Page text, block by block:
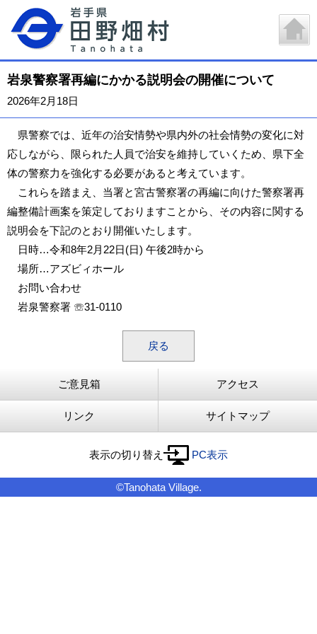
岩泉警察署再編にかかる説明会の開催について
2026年2月18日
県警察では、近年の治安情勢や県内外の社会情勢の変化に対
応しながら、限られた人員で治安を維持していくため、県下全
体の警察力を強化する必要があると考えています。
これらを踏まえ、当署と宮古警察署の再編に向けた警察署再
編整備計画案を策定しておりますことから、その内容に関する
説明会を下記のとおり開催いたします。
日時…令和8年2月22日(日) 午後2時から
場所…アズビィホール
お問い合わせ
岩泉警察署 ☏31-0110
戻る
ご意見箱 アクセス
リンク サイトマップ
表示の切り替え PC表示
©Tanohata Village.